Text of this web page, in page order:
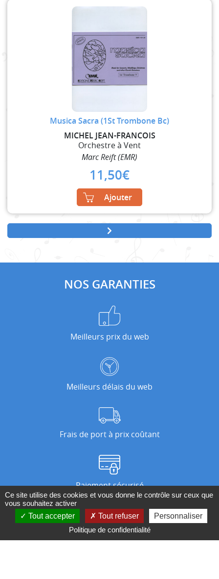
Musica Sacra (1St Trombone Bc)
MICHEL JEAN-FRANCOIS
Orchestre à Vent
Marc Reift (EMR)
11,50€
Ajouter
NOS GARANTIES
Meilleurs prix du web
Meilleurs délais du web
Frais de port à prix coûtant
Paiement sécurisé
Nos magasins
Ce site utilise des cookies et vous donne le contrôle sur ceux que
vous souhaitez activer
Tout accepter
Tout refuser
Personnaliser
Politique de confidentialité